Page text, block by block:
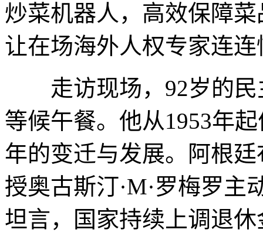
炒菜机器人，高效保障
让在场海外人权专家连连
走访现场，92岁的民
等候午餐。他从1953年
年的变迁与发展。阿根
授奥古斯汀·M·罗梅罗主
坦言，国家持续上调退